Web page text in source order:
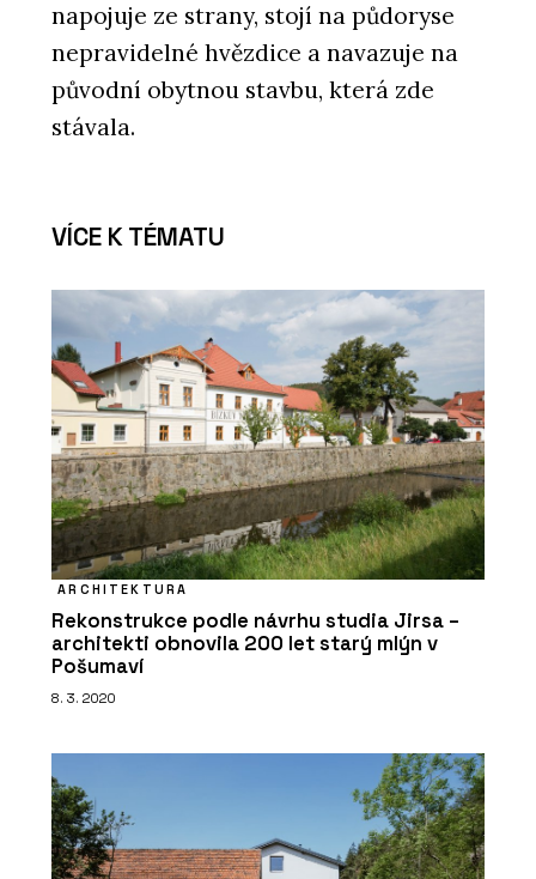
napojuje ze strany, stojí na půdoryse
nepravidelné hvězdice a navazuje na
původní obytnou stavbu, která zde
stávala.
VÍCE K TÉMATU
ARCHITEKTURA
Rekonstrukce podle návrhu studia Jirsa –
architekti obnovila 200 let starý mlýn v
Pošumaví
8. 3. 2020